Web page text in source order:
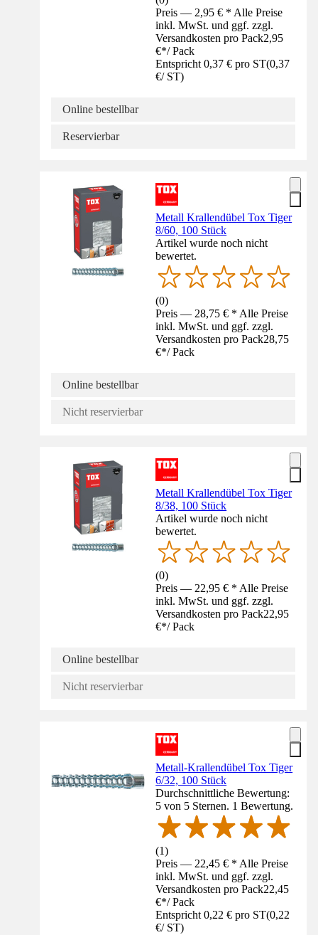
Preis — 2,95 € * Alle Preise
inkl. MwSt. und ggf. zzgl.
Versandkosten pro Pack2,95
€*/ Pack
Entspricht 0,37 € pro ST(0,37
€/ ST)
Online bestellbar
Reservierbar
Metall Krallendübel Tox Tiger
8/60, 100 Stück
Artikel wurde noch nicht
bewertet.
(0)
Preis — 28,75 € * Alle Preise
inkl. MwSt. und ggf. zzgl.
Versandkosten pro Pack28,75
€*/ Pack
Online bestellbar
Nicht reservierbar
Metall Krallendübel Tox Tiger
8/38, 100 Stück
Artikel wurde noch nicht
bewertet.
(0)
Preis — 22,95 € * Alle Preise
inkl. MwSt. und ggf. zzgl.
Versandkosten pro Pack22,95
€*/ Pack
Online bestellbar
Nicht reservierbar
Metall-Krallendübel Tox Tiger
6/32, 100 Stück
Durchschnittliche Bewertung:
5 von 5 Sternen. 1 Bewertung.
(1)
Preis — 22,45 € * Alle Preise
inkl. MwSt. und ggf. zzgl.
Versandkosten pro Pack22,45
€*/ Pack
Entspricht 0,22 € pro ST(0,22
€/ ST)